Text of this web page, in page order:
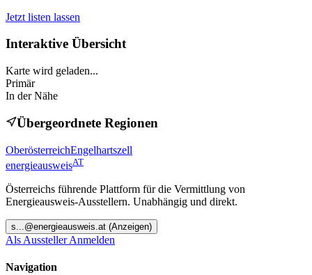
Jetzt listen lassen
Interaktive Übersicht
Karte wird geladen...
Primär
In der Nähe
Übergeordnete Regionen
OberösterreichEngelhartszell
energieausweisAT
Österreichs führende Plattform für die Vermittlung von
Energieausweis-Ausstellern. Unabhängig und direkt.
s ...@energieausweis.at (Anzeigen)
Als Aussteller Anmelden
Navigation